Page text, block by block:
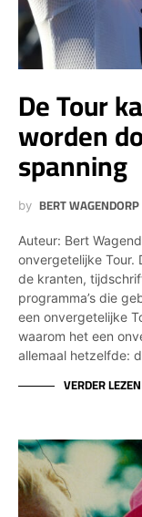
De Tour
worden
spanning
by BERT WAGENDORP
Auteur: Bert
onvergetelijke Tour.
de kranten,
programma’s die
een onvergetelijke
waarom het een
allemaal hetzelfde:
VERDER LEZEN